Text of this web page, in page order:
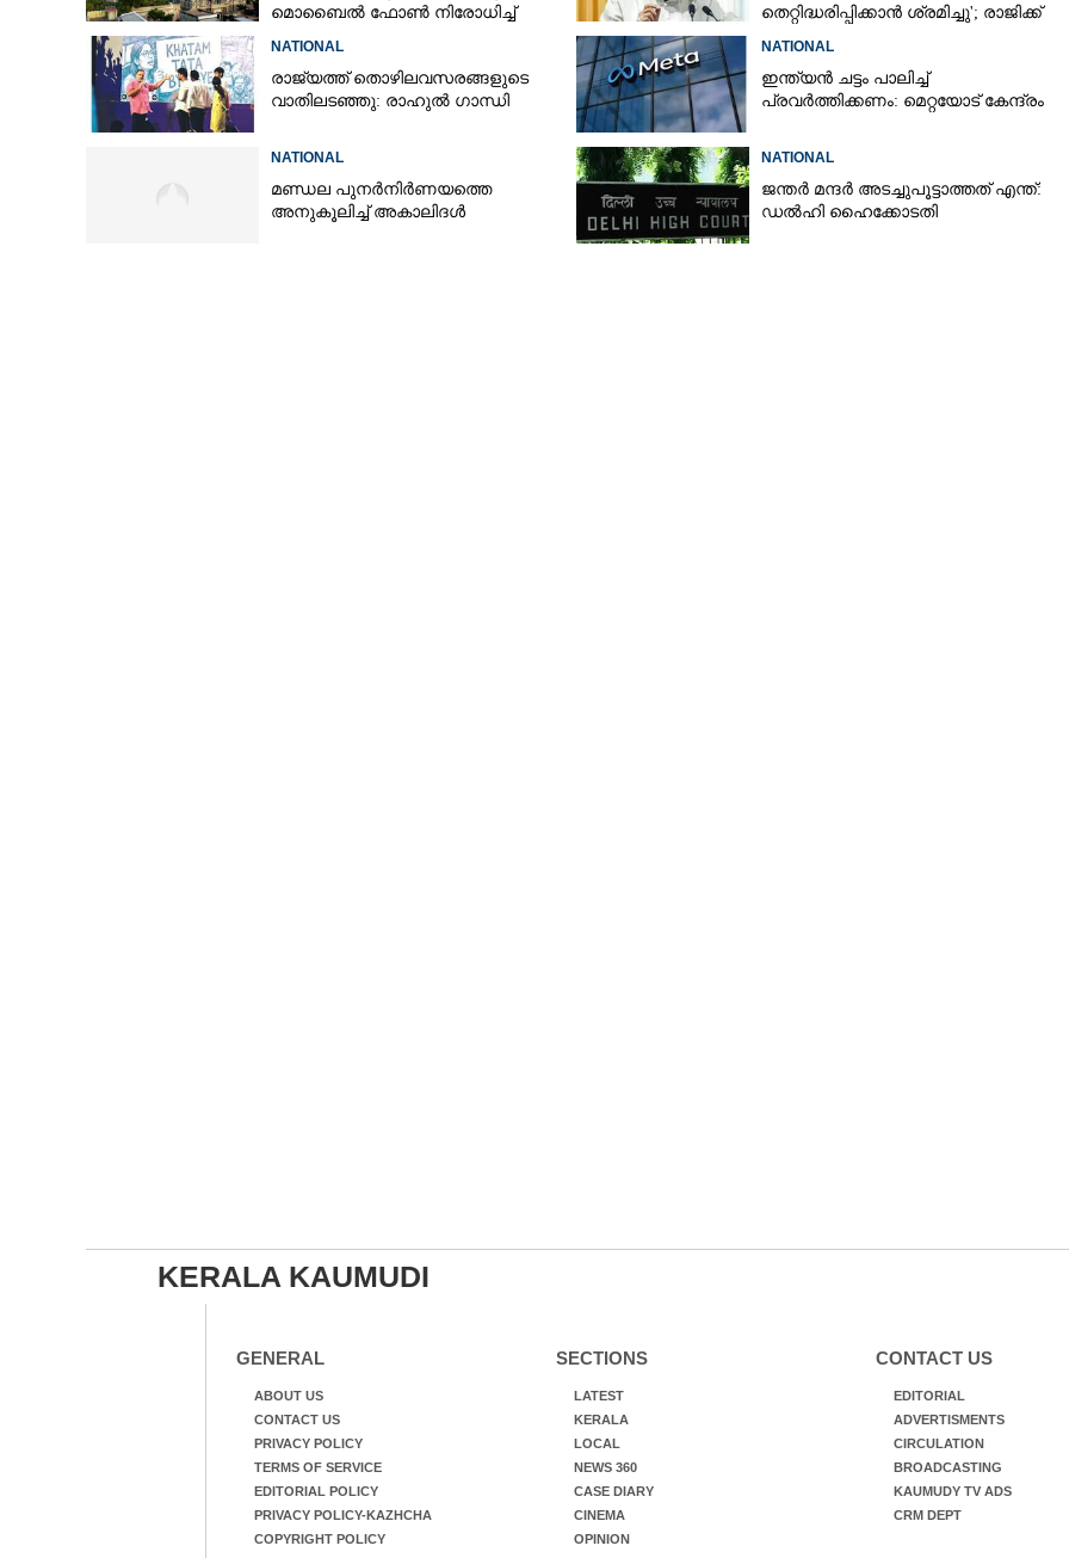
മൊബൈൽ ഫോൺ നിരോധിച്ച്
തെറ്റിദ്ധരിപ്പിക്കാൻ ശ്രമിച്ചു'; രാജിക്ക്
NATIONAL
രാജ്യത്ത് തൊഴിലവസരങ്ങളുടെ
വാതിലടഞ്ഞു: രാഹുൽ ഗാന്ധി
NATIONAL
ഇന്ത്യൻ ചട്ടം പാലിച്ച്
പ്രവർത്തിക്കണം: മെറ്റയോട് കേന്ദ്രം
NATIONAL
മണ്ഡല പുനർനിർണയത്തെ
അനുകൂലിച്ച് അകാലിദൾ
NATIONAL
ജന്ത‌‌ർ മന്ദർ അടച്ചുപൂട്ടാത്തത് എന്ത്:
ഡൽഹി ഹൈക്കോടതി
KERALA KAUMUDI
GENERAL
ABOUT US
CONTACT US
PRIVACY POLICY
TERMS OF SERVICE
EDITORIAL POLICY
PRIVACY POLICY-KAZHCHA
COPYRIGHT POLICY
SECTIONS
LATEST
KERALA
LOCAL
NEWS 360
CASE DIARY
CINEMA
OPINION
CONTACT US
EDITORIAL
ADVERTISMENTS
CIRCULATION
BROADCASTING
KAUMUDY TV ADS
CRM DEPT